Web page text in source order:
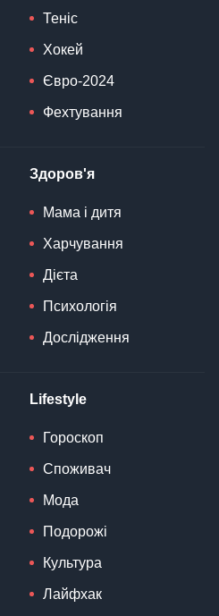
Теніс
Хокей
Євро-2024
Фехтування
Здоров'я
Мама і дитя
Харчування
Дієта
Психологія
Дослідження
Lifestyle
Гороскоп
Споживач
Мода
Подорожі
Культура
Лайфхак